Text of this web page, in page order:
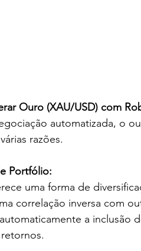
Ouro (XAU/USD) com
automatizada, o
razões.
Portfólio:
correlação inversa com
a inclusão